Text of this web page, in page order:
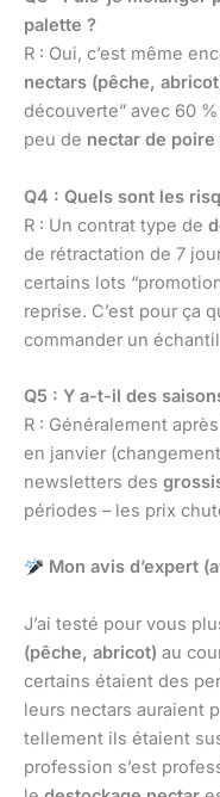
palette ?
R : Oui, c’est même
nectars (pêche,
découverte” avec 60
peu de nectar de poire
Q4 : Quels sont les
R : Un contrat type de
de rétractation de 7
certains lots
reprise. C’est pour ça
commander un
Q5 : Y a-t-il des
R : Généralement
en janvier
newsletters des
périodes – les prix
Mon avis d’expert
J’ai testé pour vous
(pêche, abricot) au
certains étaient des
leurs nectars auraient
tellement ils étaient
profession s’est